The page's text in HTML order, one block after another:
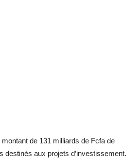
montant de 131 milliards de Fcfa de
destinés aux projets d’investissement.